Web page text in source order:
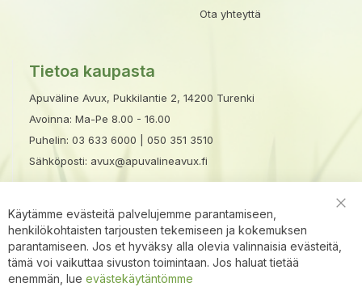
Ota yhteyttä
Tietoa kaupasta
Apuväline Avux, Pukkilantie 2, 14200 Turenki
Avoinna: Ma-Pe 8.00 - 16.00
Puhelin: 03 633 6000
050 351 3510
Sähköposti: avux@apuvalineavux.fi
Avu
x
×
Käytämme evästeitä palvelujemme parantamiseen,
henkilökohtaisten tarjousten tekemiseen ja kokemuksen
parantamiseen. Jos et hyväksy alla olevia valinnaisia evästeitä,
tämä voi vaikuttaa sivuston toimintaan. Jos haluat tietää
enemmän, lue evästekäytäntömme